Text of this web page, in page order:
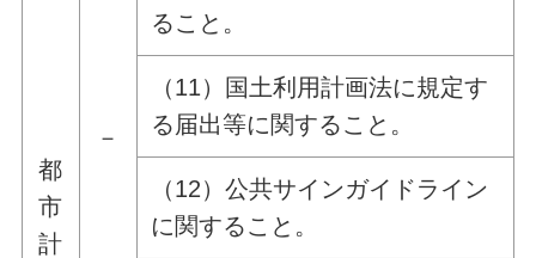
都
市
計
－
ること。
（11）国土利用計画法に規定す
る届出等に関すること。
（12）公共サインガイドライン
に関すること。